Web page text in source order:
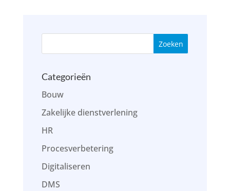
Categorieën
Bouw
Zakelijke dienstverlening
HR
Procesverbetering
Digitaliseren
DMS